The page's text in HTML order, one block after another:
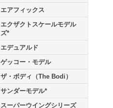
エアフィックス
エクザクトスケールモデル
ズ*
エデュアルド
ゲッコー・モデル
ザ・ボディ（The Bodi）
サンダーモデル*
スーパーウイングシリーズ